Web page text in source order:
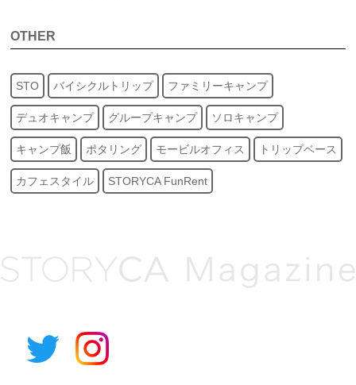
OTHER
STO バイシクルトリップ ファミリーキャンプ
デュオキャンプ グループキャンプ ソロキャンプ
キャンプ飯 ポタリング モービルオフィス トリップベース
カフェスタイル STORYCA FunRent